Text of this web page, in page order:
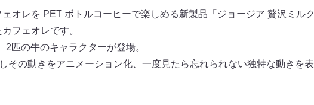
オレを PET ボトルコーヒーで楽しめる新製品「ジョージア 贅沢ミルク
フェオレです。
匹の牛のキャラクターが登場。
その動きをアニメーション化、一度見たら忘れられない独特な動きを表